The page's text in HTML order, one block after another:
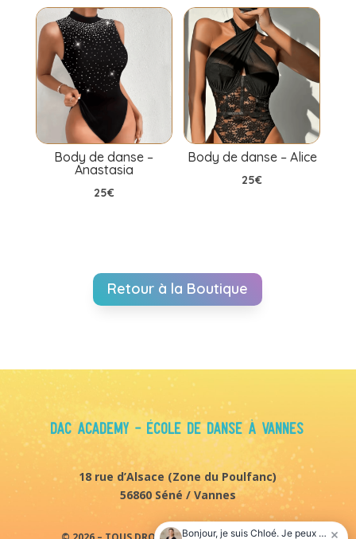
Body de danse –
Anastasia
25€
Body de danse – Alice
25€
Retour à la Boutique
DAC Academy - École de danse à Vannes
18 rue d’Alsace (Zone du Poulfanc)
56860 Séné / Vannes